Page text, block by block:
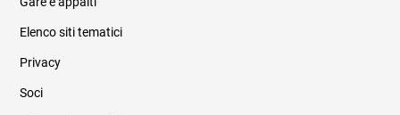
Elenco siti tematici
Privacy
Soci